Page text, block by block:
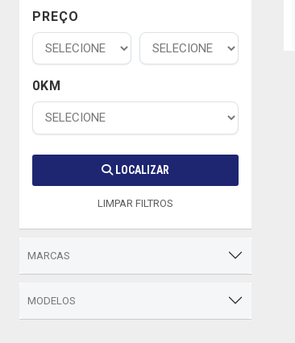
PREÇO
0KM
LOCALIZAR
LIMPAR FILTROS
MARCAS
MODELOS